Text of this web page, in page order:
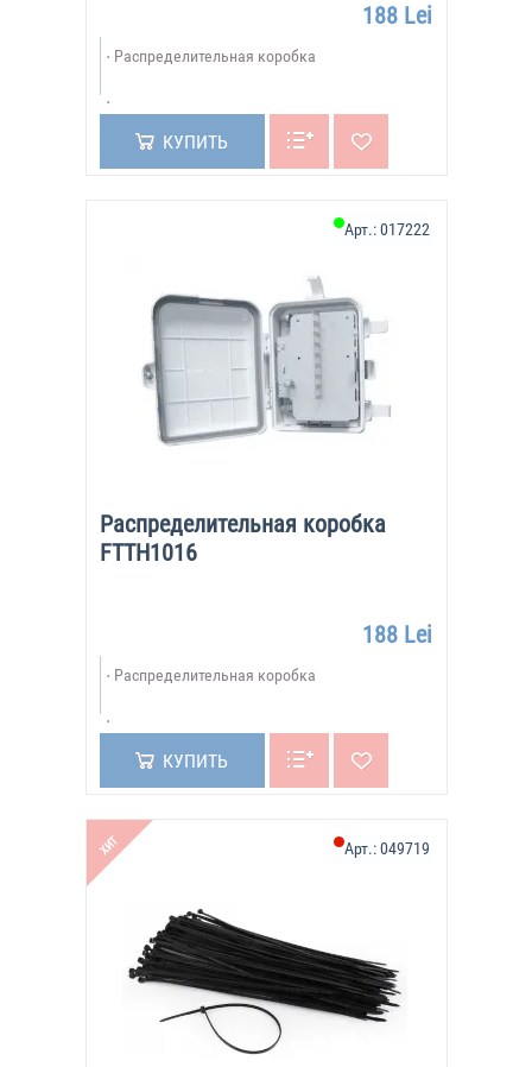
188 Lei
Распределительная коробка
КУПИТЬ
Распределительная коробка
FTTH1016
Арт.:017222
188 Lei
Распределительная коробка
КУПИТЬ
ХИТ Арт.:049719